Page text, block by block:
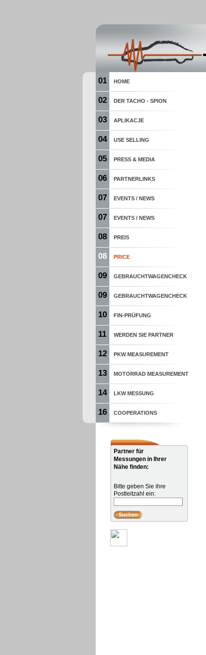
01 HOME
02 DER TACHO - SPION
03 APLIKACJE
04 USE SELLING
05 PRESS & MEDIA
06 PARTNERLINKS
07 EVENTS / NEWS
07 EVENTS / NEWS
08 PREIS
08 PRICE
09 GEBRAUCHTWAGENCHECK
09 GEBRAUCHTWAGENCHECK
10 FIN-PRÜFUNG
11 WERDEN SIE PARTNER
12 PKW MEASUREMENT
13 MOTORRAD MEASUREMENT
14 LKW MESSUNG
16 COOPERATIONS
Partner für
Messungen in Ihrer
Nähe finden:
Bitte geben Sie ihre
Postleitzahl ein: